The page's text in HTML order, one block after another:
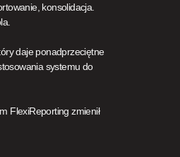
konsolidacja.
daje ponadprzeciętne
systemu do
FlexiReporting zmienił